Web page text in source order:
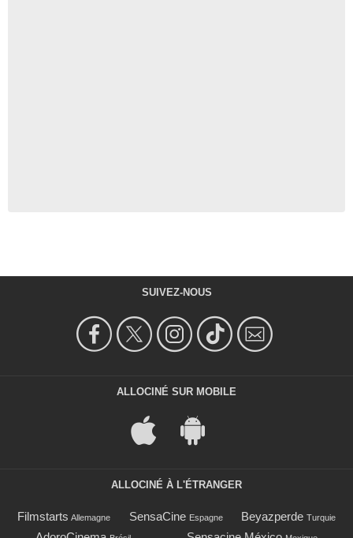
SUIVEZ-NOUS
ALLOCINÉ SUR MOBILE
ALLOCINÉ À L'ÉTRANGER
Filmstarts Allemagne SensaCine Espagne Beyazperde Turquie